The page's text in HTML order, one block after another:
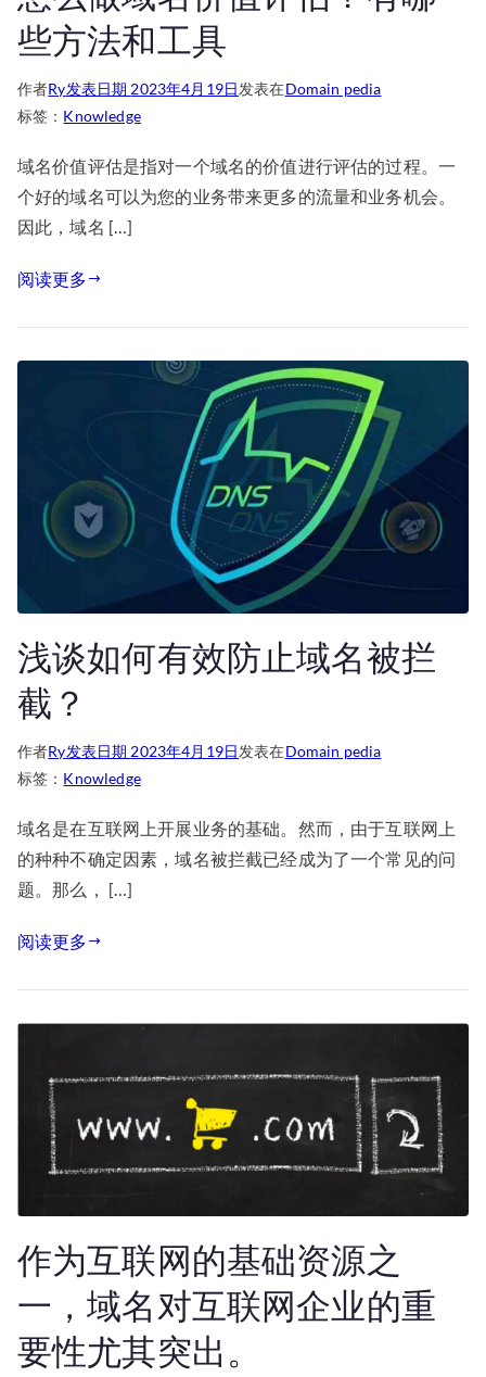
些方法和工具
作者Ry发表日期 2023年4月19日发表在Domain pedia
标签： Knowledge
域名价值评估是指对一个域名的价值进行评估的过程。一
个好的域名可以为您的业务带来更多的流量和业务机会。
因此，域名 […]
阅读更多
浅谈如何有效防止域名被拦
截？
作者Ry发表日期 2023年4月19日发表在Domain pedia
标签： Knowledge
域名是在互联网上开展业务的基础。然而，由于互联网上
的种种不确定因素，域名被拦截已经成为了一个常见的问
题。那么， […]
阅读更多
作为互联网的基础资源之
一，域名对互联网企业的重
要性尤其突出。